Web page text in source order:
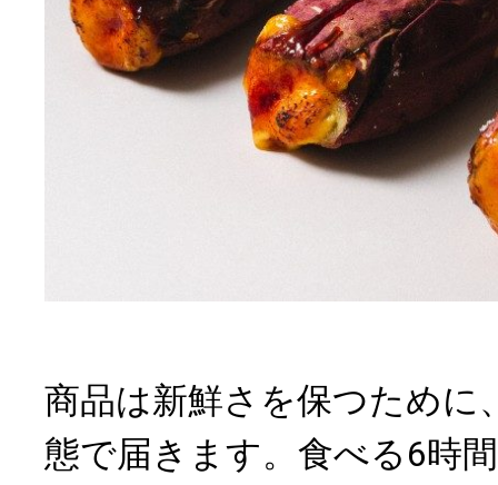
商品は新鮮さを保つために
態で届きます。食べる6時